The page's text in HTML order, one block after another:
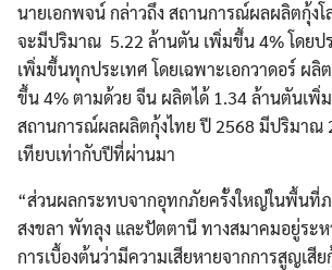
นายเอกพจน์ กล่าวถึง สถานการณ์ผลผลิตกุ้งโ
จะมีปริมาณ 5.22 ล้านตัน เพิ่มขึ้น 4% โดยป
เพิ่มขึ้นทุกประเทศ โดยเฉพาะเอกวาดอร์ ผลิ
ขึ้น 4% ตามด้วย จีน ผลิตได้ 1.34 ล้านตันเ
สถานการณ์ผลผลิตกุ้งไทย ปี 2568 มีปริมาณ
เทียบเท่ากับปีที่ผ่านมา
“ส่วนผลกระทบจากอุทกภัยครั้งใหญ่ในพื้นที่ภ
สงขลา พัทลุง และปัตตานี ทางสมาคมอยู่ระห
การเบื้องต้นว่ามีความเสียหายจากการสูญเสี